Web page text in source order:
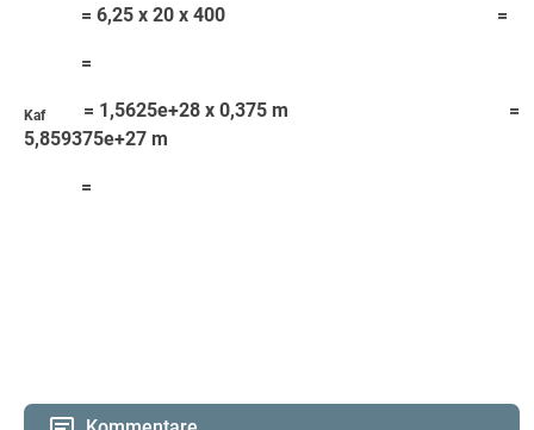
= 6,25 x 20 x 400 =
=
Kaf= 1,5625e+28 x 0,375 m =
5,859375e+27 m
=